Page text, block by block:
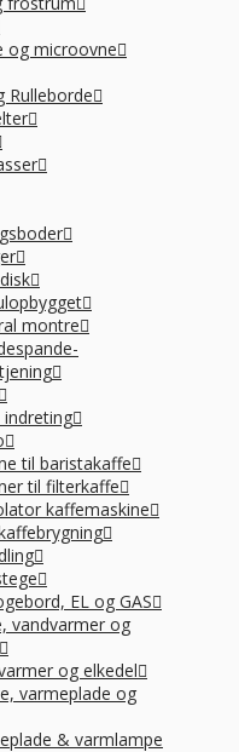
og microovne
montre
indreting
til baristakaffe
til filterkaffe
kaffemaskine
EL og GAS
vandvarmer og
og elkedel
varmeplade og
& varmlampe